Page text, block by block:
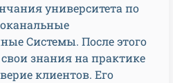
университета по
Системы. После этого
знания на практике
клиентов. Его